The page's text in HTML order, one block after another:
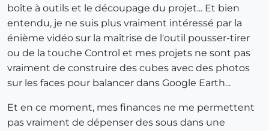
boîte à outils et le découpage du projet... Et bien
entendu, je ne suis plus vraiment intéressé par la
énième vidéo sur la maîtrise de l'outil pousser-tirer
ou de la touche Control et mes projets ne sont pas
vraiment de construire des cubes avec des photos
sur les faces pour balancer dans Google Earth...
Et en ce moment, mes finances ne me permettent
pas vraiment de dépenser des sous dans une